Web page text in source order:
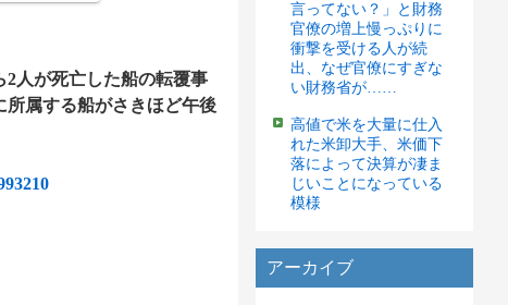
人が死亡した船の転覆事
属する船がさきほど午後
言ってない？」と財務
官僚の増上慢っぷりに
衝撃を受ける人が続
出、なぜ官僚にすぎな
い財務省が……
高値で米を大量に仕入
れた米卸大手、米価下
落によって決算が凄ま
じいことになっている
模様
アーカイブ